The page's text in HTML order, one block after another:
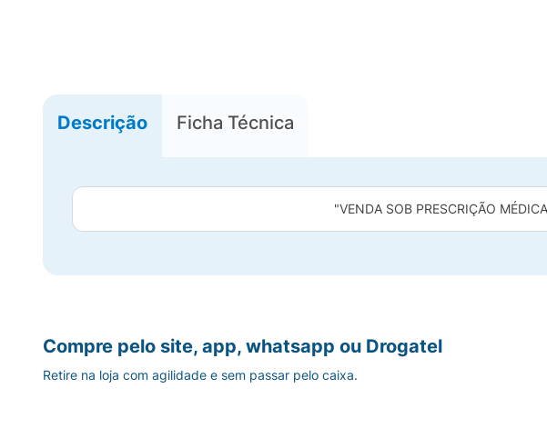
Descrição Ficha Técnica
"VENDA SOB PRESCRIÇÃO
Compre pelo site, app, whatsapp ou Drogatel
Retire na loja com agilidade e sem passar pelo caixa.